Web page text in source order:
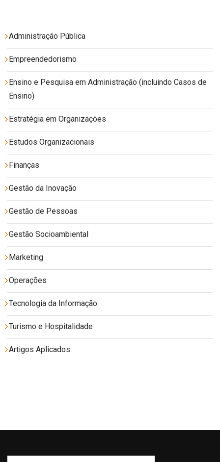
Administração Pública
Empreendedorismo
Ensino e Pesquisa em Administração (incluindo Casos de
Ensino)
Estratégia em Organizações
Estudos Organizacionais
Finanças
Gestão da Inovação
Gestão de Pessoas
Gestão Socioambiental
Marketing
Operações
Tecnologia da Informação
Turismo e Hospitalidade
Artigos Aplicados